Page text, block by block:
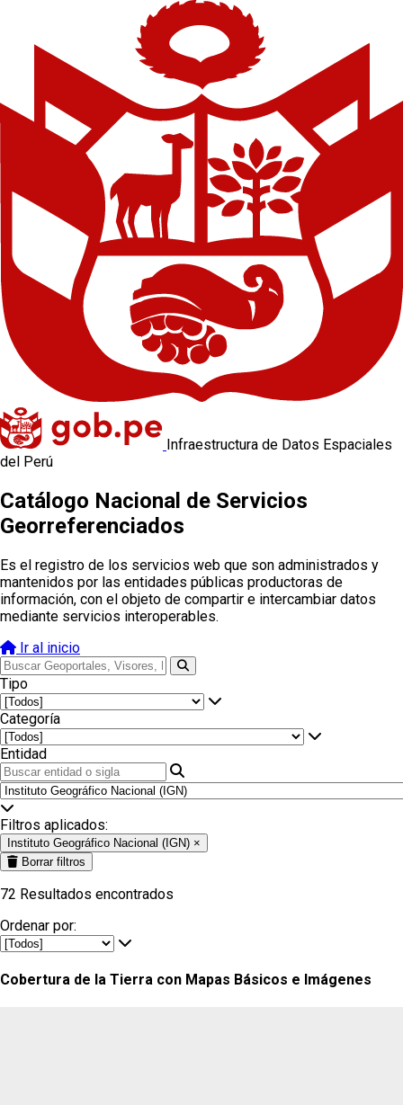
Infraestructura de Datos Espaciales
del Perú
Catálogo Nacional de Servicios
Georreferenciados
Es el registro de los servicios web que son administrados y
mantenidos por las entidades públicas productoras de
información, con el objeto de compartir e intercambiar datos
mediante servicios interoperables.
Ir al inicio
Tipo
Categoría
Entidad
Filtros aplicados:
Instituto Geográfico Nacional (IGN) ×
Borrar filtros
72 Resultados encontrados
Ordenar por:
Cobertura de la Tierra con Mapas Básicos e Imágenes